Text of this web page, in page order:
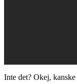
Inte det? Okej, kanske